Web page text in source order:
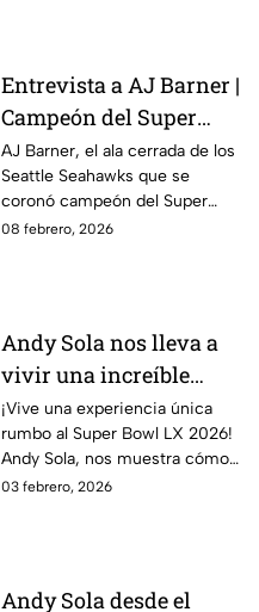
Entrevista a AJ Barner |
Campeón del Super
Bowl LX con los
Seahawks
AJ Barner, el ala cerrada de los
Seattle Seahawks que se
coronó campeón del Super
Bowl LX tras la victoria ante los
08 febrero, 2026
Andy Sola nos lleva a
vivir una increíble
experiencia en un Bel
Air 1954 | Sola al Super
Bowl
¡Vive una experiencia única
rumbo al Super Bowl LX 2026!
Andy Sola, nos muestra cómo
se vive la previa del Super
03 febrero, 2026
Andy Sola desde el